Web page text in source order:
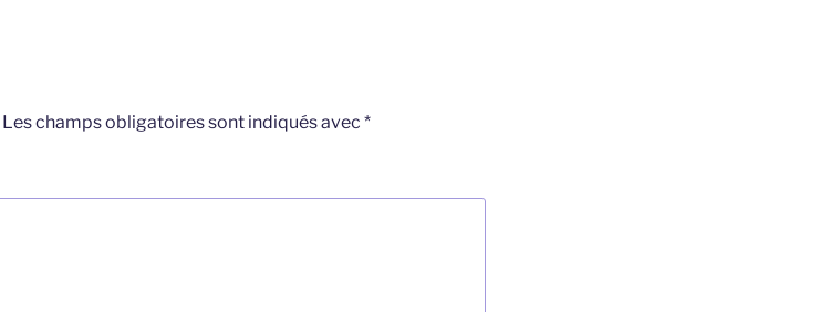
Les champs obligatoires sont indiqués avec *